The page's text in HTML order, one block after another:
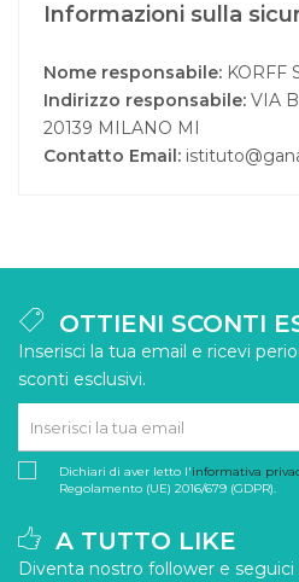
Informazioni sulla
Nome responsabile: KORFF
Indirizzo responsabile: VIA
20139 MILANO MI
Contatto Email:
OTTIENI SCONTI
Inserisci la tua email e ricevi
sconti esclusivi.
Dichiari di aver letto l'informativa
Regolamento (UE) 2016/679 (GDPR).
A TUTTO LIKE
Diventa nostro follower e seguici